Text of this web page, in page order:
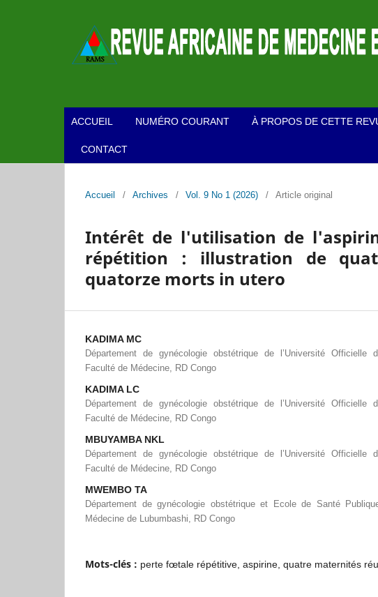
ACCUEIL NUMÉRO COURANT À PROPOS DE CETTE
CONTACT
Accueil / Archives / Vol. 9 No 1 (2026) / Article original
Intérêt de l'utilisation de
répétition : illustration de
quatorze morts in utero
KADIMA MC
Département de gynécologie obstétrique de l’Université Officielle
Faculté de Médecine, RD Congo
KADIMA LC
Département de gynécologie obstétrique de l’Université Officielle
Faculté de Médecine, RD Congo
MBUYAMBA NKL
Département de gynécologie obstétrique de l’Université Officielle
Faculté de Médecine, RD Congo
MWEMBO TA
Département de gynécologie obstétrique et Ecole de Santé
Médecine de Lubumbashi, RD Congo
Mots-clés : perte fœtale répétitive, aspirine, quatre maternités